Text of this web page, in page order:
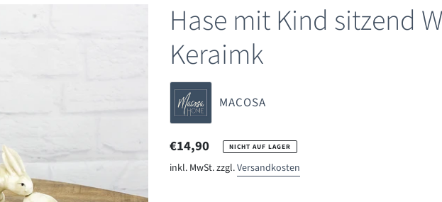
Hase mit Kind sitzend
Keraimk
VERKÄUFER
MACOSA
Normaler
Preis
€14,90 NICHT AUF LAGER
inkl. MwSt. zzgl.Versandkosten